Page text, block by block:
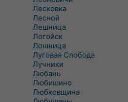
Лесковка
Лесной
Лешница
Логойск
Лошница
Луговая Слобода
Лучники
Любань
Любишино
Любковщина